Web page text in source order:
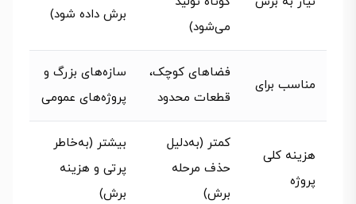
می‌شود)
برش داده شود)
مناسب برای
فضاهای کوچک،
قطعات محدود
سازه‌های بزرگ و
پروژه‌های عمومی
هزینه کلی
پروژه
کمتر (به‌دلیل
حذف مرحله
برش)
بیشتر (به‌خاطر
پرتی و هزینه‌
برش)